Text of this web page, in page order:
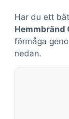
Har du ett
Hemmbränd
förmåga
nedan.
Kommentar